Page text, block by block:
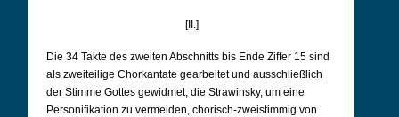
[II.]
Die 34 Takte des zweiten Abschnitts bis Ende Ziffer 15 sind
als zweiteilige Chorkantate gearbeitet und ausschließlich
der Stimme Gottes gewidmet, die Strawinsky, um eine
Personifikation zu vermeiden, chorisch-zweistimmig von